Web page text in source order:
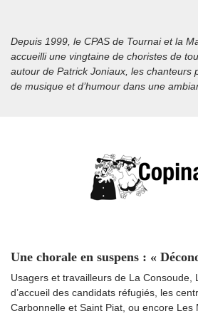
Depuis 1999, le CPAS de Tournai et la
accueilli une vingtaine de choristes de
autour de Patrick Joniaux, les chanteurs
de musique et d’humour dans une
Une chorale en suspens : «
Usagers et travailleurs de La Consoude,
d’accueil des candidats réfugiés, les
Carbonnelle et Saint Piat, ou encore Les